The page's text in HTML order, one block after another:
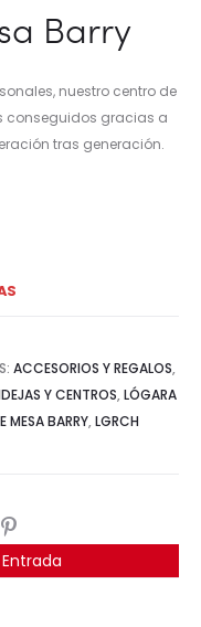
Barry
nuestro centro de
conseguidos gracias a
tras generación.
ACCESORIOS Y REGALOS,
Y CENTROS, LÓGARA
MESA BARRY, LGRCH